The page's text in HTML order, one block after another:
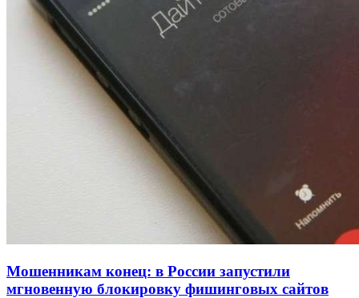
Сладкий праздник в Волгограде: в Центральном
парке прошёл фестиваль „Арбузный переполох“
Волгоградские компании нарастили экспорт:
заключены контракты на 3,6 млн долларов
Мошенникам конец: в России запустили
мгновенную блокировку фишинговых сайтов